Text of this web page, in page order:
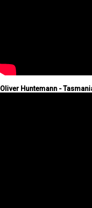
Oliver Huntemann -